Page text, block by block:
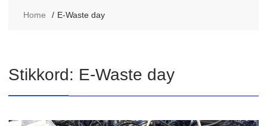
Home E-Waste day
Stikkord: E-Waste day